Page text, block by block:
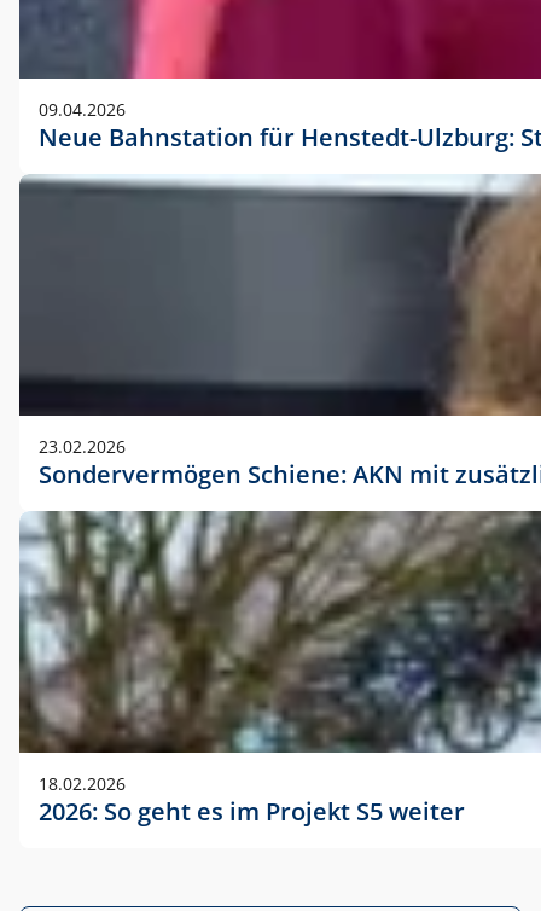
09.04.2026
Neue Bahnstation für Henstedt-Ulzburg:
23.02.2026
Sondervermögen Schiene: AKN mit
18.02.2026
2026: So geht es im Projekt S5 weiter